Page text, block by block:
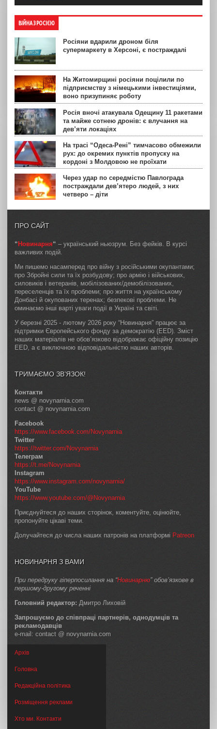
ВІЙНА З РОСІЄЮ
Росіяни вдарили дроном біля
супермаркету в Херсоні, є постраждалі
На Житомирщині росіяни поцілили по
підприємству з німецькими інвестиціями,
воно призупиняє роботу
Росія вночі атакувала Одещину 11 ракетами
та майже сотнею дронів: є влучання на
дев’яти локаціях
На трасі “Одеса-Рені” тимчасово обмежили
рух: до окремих пунктів пропуску на
кордоні з Молдовою не проїхати
Через удар по середмістю Павлограда
постраждали дев’ятеро людей, з них
четверо – діти
ПРО САЙТ
“ Новинарня“ – український ньюзрум. Без фейків. В курсі
важливих подій.
Ми пишемо насамперед про війну з російськими окупантами;
про Збройні сили та їх розбудову; про армію і військових,
силовиків і ветеранів, мобілізованих/демобілізованих,
переселенців та їх проблеми; про життя на українському
Донбасі й окупованих теренах; безпекові проблеми. Не
оминаємо інші варті уваги події в Україні та світі.
У березні 2025 - лютому 2026 року “Новинарня” працює за
підтримки Європейського фонду за демократію (EED). Зміст
наших матеріалів не обов’язково відображає офіційну позицію
EED, а є виключною відповідальністю наших авторів.
ТРИМАЄМО ЗВ’ЯЗОК!
Контакти
news @ novynarnia.com
contact @ novynarnia.com
Facebook
https://www.facebook.com/Novynarnia
Twitter
https://twitter.com/Novynarnia
Телеграм
https://t.me/Novynarnia
Instagram
https://www.instagram.com/novynarnia/
YouTube
https://www.youtube.com/@Novynarnia
Приєднуйтеся до наших сторінок, коментуйте, оцінюйте,
пропонуйте цікаві теми.
Долучайтеся до числа наших патронів на платформі Patreon
НОВИНАРНЯ З ВАМИ
При передруку гіперпосилання на “Новинарню” обов’язкове в
першому-другому реченні
Головний редактор: Дмитро Лиховій
Запрошуємо до співпраці партнерів, однодумців та
рекламодавців
e-mail: contact @ novynarnia.com
Архів
Головна
Редакційна політика
Розміщення реклами
Хто ми. Контакти